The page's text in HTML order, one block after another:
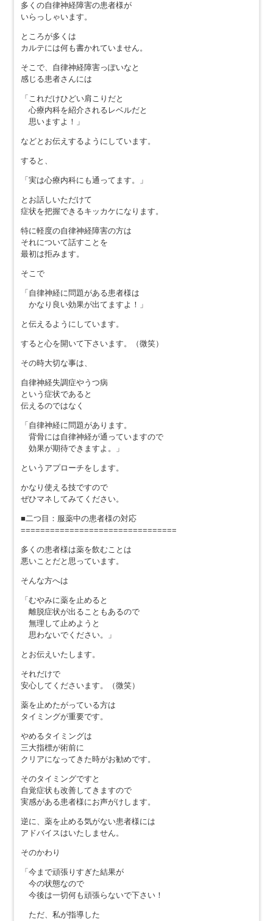
多くの自律神経障害の患者様が
いらっしゃいます。
ところが多くは
カルテには何も書かれていません。
そこで、自律神経障害っぽいなと
感じる患者さんには
「これだけひどい肩こりだと
心療内科を紹介されるレベルだと
思いますよ！」
などとお伝えするようにしています。
すると、
「実は心療内科にも通ってます。」
とお話しいただけて
症状を把握できるキッカケになります。
特に軽度の自律神経障害の方は
それについて話すことを
最初は拒みます。
そこで
「自律神経に問題がある患者様は
かなり良い効果が出てますよ！」
と伝えるようにしています。
すると心を開いて下さいます。（微笑）
その時大切な事は、
自律神経失調症やうつ病
という症状であると
伝えるのではなく
「自律神経に問題があります。
背骨には自律神経が通っていますので
効果が期待できますよ。」
というアプローチをします。
かなり使える技ですので
ぜひマネしてみてください。
■二つ目：服薬中の患者様の対応
================================
多くの患者様は薬を飲むことは
悪いことだと思っています。
そんな方へは
「むやみに薬を止めると
離脱症状が出ることもあるので
無理して止めようと
思わないでください。」
とお伝えいたします。
それだけで
安心してくださいます。（微笑）
薬を止めたがっている方は
タイミングが重要です。
やめるタイミングは
三大指標が術前に
クリアになってきた時がお勧めです。
そのタイミングですと
自覚症状も改善してきますので
実感がある患者様にお声がけします。
逆に、薬を止める気がない患者様には
アドバイスはいたしません。
そのかわり
「今まで頑張りすぎた結果が
今の状態なので
今後は一切何も頑張らないで下さい！
ただ、私が指導した